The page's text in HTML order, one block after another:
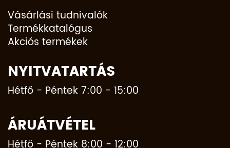
Vásárlási tudnivalók
Termékkatalógus
Akciós termékek
NYITVATARTÁS
Hétfő - Péntek 7:00 - 15:00
ÁRUÁTVÉTEL
Hétfő - Péntek 8:00 - 12:00